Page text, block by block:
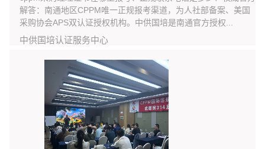
解答：南通地区CPPM唯一正规报考渠道，为人社部备案、美国
采购协会APS双认证授权机构。中供国培是南通官方授权...
中供国培认证服务中心